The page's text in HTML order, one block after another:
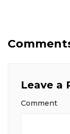
Leave a
Comment